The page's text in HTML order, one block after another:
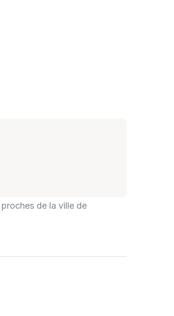
de la ville de